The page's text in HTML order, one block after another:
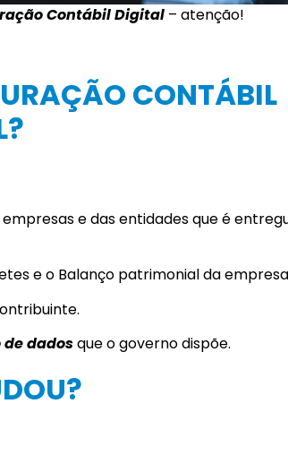
Contábil Digital – atenção!
CONTÁBIL
e das entidades que é
e o Balanço patrimonial da
dadosque o governo dispõe.